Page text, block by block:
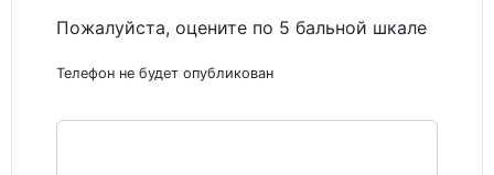
Пожалуйста, оцените по 5 бальной шкале
Телефон не будет опубликован